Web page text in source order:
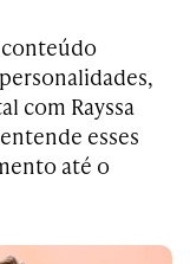
com Rayssa
esses
até o